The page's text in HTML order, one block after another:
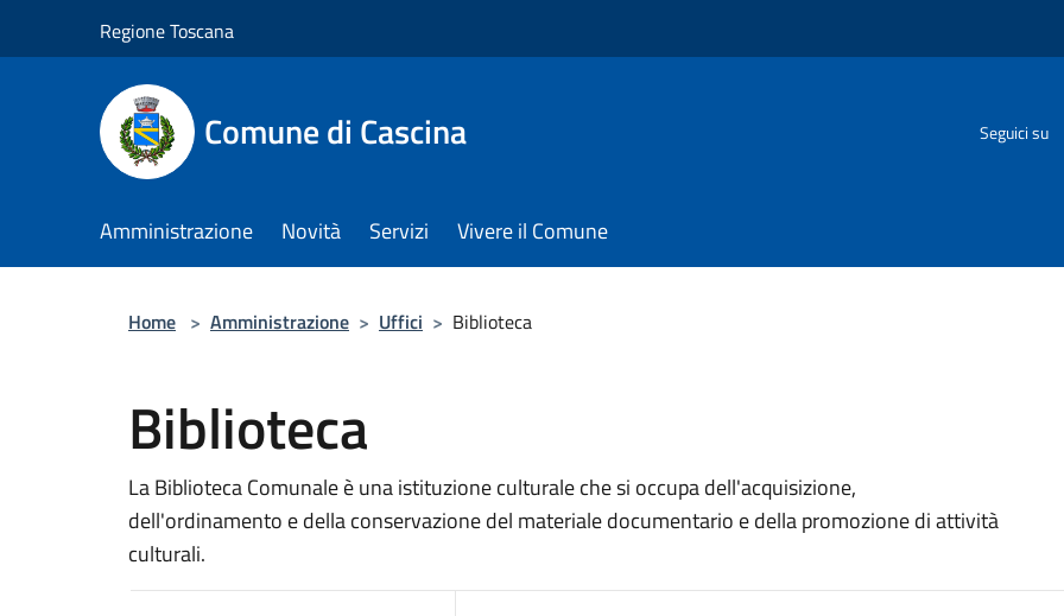
Regione Toscana
Comune di Cascina Seguici su
Amministrazione Novità Servizi Vivere il Comune
Home > Amministrazione > Uffici > Biblioteca
Biblioteca
La Biblioteca Comunale è una istituzione culturale che si occupa dell'acquisizione,
dell'ordinamento e della conservazione del materiale documentario e della promozione di attività
culturali.